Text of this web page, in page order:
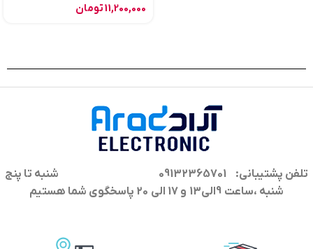
11,200,000تومان
تلفن پشتیبانی: 09132365701
شنبه تا پنج
شنبه ،ساعت 9الی13 و 17 الی 20 پاسخگوی شما هستیم